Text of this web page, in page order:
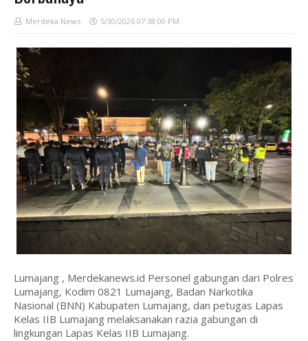
Merdeka News 5/30/2026 07:38:00 PM
Lumajang , Merdekanews.id Personel gabungan dari Polres
Lumajang, Kodim 0821 Lumajang, Badan Narkotika
Nasional (BNN) Kabupaten Lumajang, dan petugas Lapas
Kelas IIB Lumajang melaksanakan razia gabungan di
lingkungan Lapas Kelas IIB Lumajang.